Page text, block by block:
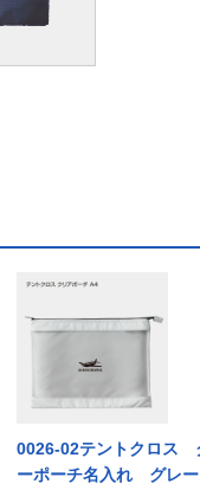
0026-02テントクロス
ーポーチ名入れ グレ